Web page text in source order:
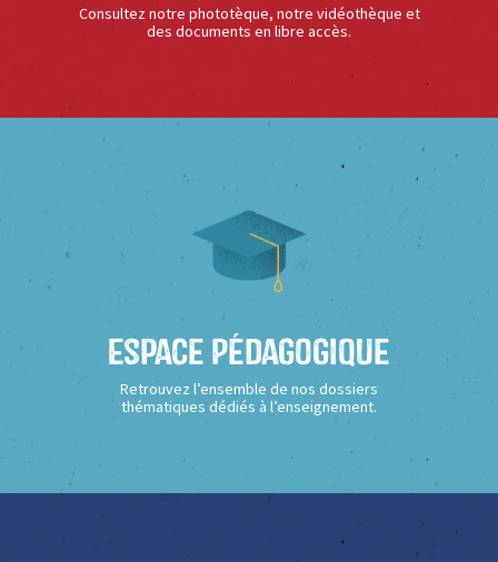
Consultez notre phototèque, notre vidéothèque et
des documents en libre accès.
Espace Pédagogique
Retrouvez l’ensemble de nos dossiers
thématiques dédiés à l’enseignement.